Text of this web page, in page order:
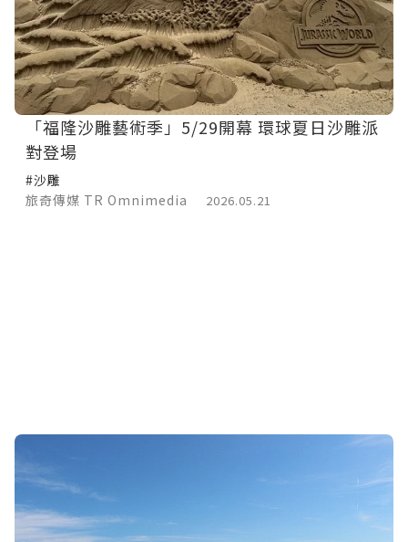
「福隆沙雕藝術季」5/29開幕 環球夏日沙雕派
對登場
#沙雕
旅奇傳媒 TR Omnimedia
2026.05.21